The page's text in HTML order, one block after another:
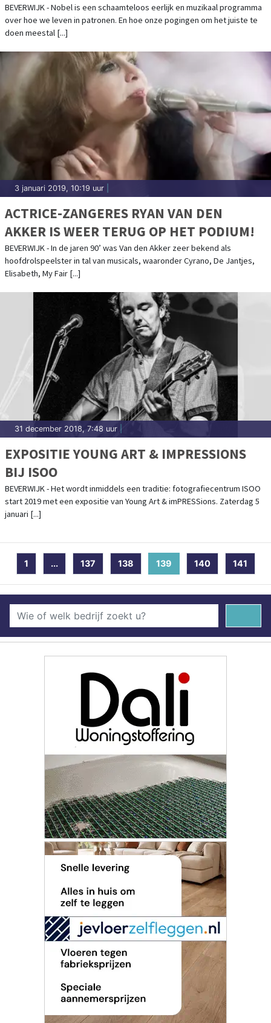
BEVERWIJK - Nobel is een schaamteloos eerlijk en muzikaal programma
over hoe we leven in patronen. En hoe onze pogingen om het juiste te
doen meestal [...]
3 januari 2019, 10:19 uur
ACTRICE-ZANGERES RYAN VAN DEN
AKKER IS WEER TERUG OP HET PODIUM!
BEVERWIJK - In de jaren 90’ was Van den Akker zeer bekend als
hoofdrolspeelster in tal van musicals, waaronder Cyrano, De Jantjes,
Elisabeth, My Fair [...]
31 december 2018, 7:48 uur
EXPOSITIE YOUNG ART & IMPRESSIONS
BIJ ISOO
BEVERWIJK - Het wordt inmiddels een traditie: fotografiecentrum ISOO
start 2019 met een expositie van Young Art & imPRESSions. Zaterdag 5
januari [...]
1 ... 137 138 139 (current)
140 141